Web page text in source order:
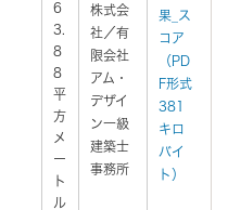
6
3.
8
8
平
方
メ
ー
ト
ル
株式会
社／有
限会社
アム・
デザイ
ン一級
建築士
事務所
果_ス
コア
（PD
F形式
381
キロ
バイ
ト）